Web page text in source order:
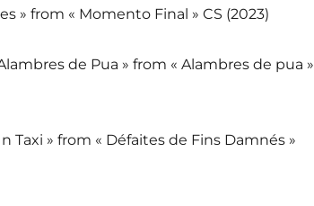
» from « Momento Final » CS (2023)
de Pua » from « Alambres de pua »
Taxi » from « Défaites de Fins Damnés »